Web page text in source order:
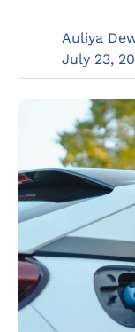
Auliya
July 23,